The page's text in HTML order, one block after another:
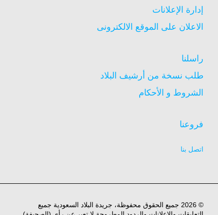
إدارة الإعلانات
الاعلان على الموقع الالكترونى
راسلنا
طلب نسخة من أرشيف البلاد
الشروط و الأحكام
فروعنا
اتصل بنا
© 2026 جميع الحقوق محفوظة، جريدة البلاد السعودية جميع